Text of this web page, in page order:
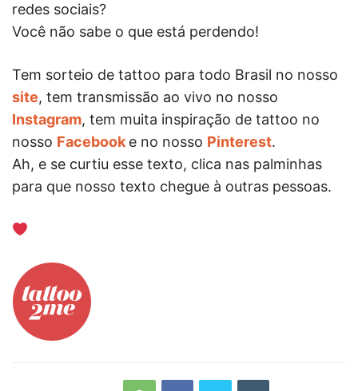
redes sociais?
Você não sabe o que está perdendo!
Tem sorteio de tattoo para todo Brasil no nosso
site, tem transmissão ao vivo no nosso
Instagram, tem muita inspiração de tattoo no
nosso Facebooke no nosso Pinterest.
Ah, e se curtiu esse texto, clica nas palminhas
para que nosso texto chegue à outras pessoas.